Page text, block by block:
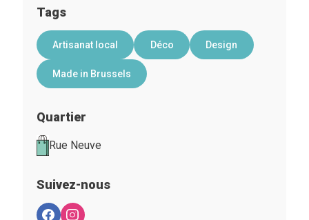
Tags
Artisanat local Déco Design
Made in Brussels
Quartier
Rue Neuve
Suivez-nous